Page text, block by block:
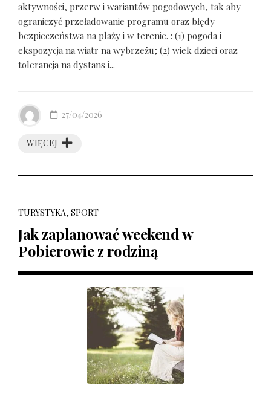
aktywności, przerw i wariantów pogodowych, tak aby
ograniczyć przeładowanie programu oraz błędy
bezpieczeństwa na plaży i w terenie. : (1) pogoda i
ekspozycja na wiatr na wybrzeżu; (2) wiek dzieci oraz
tolerancja na dystans i...
WIĘCEJ
27/04/2026
TURYSTYKA, SPORT
Jak zaplanować weekend w
Pobierowie z rodziną